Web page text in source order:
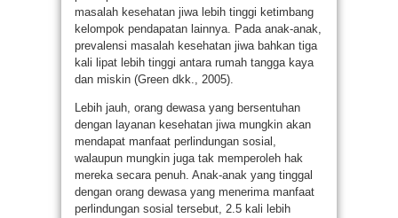
masalah kesehatan jiwa lebih tinggi ketimbang
kelompok pendapatan lainnya. Pada anak-anak,
prevalensi masalah kesehatan jiwa bahkan tiga
kali lipat lebih tinggi antara rumah tangga kaya
dan miskin (Green dkk., 2005).
Lebih jauh, orang dewasa yang bersentuhan
dengan layanan kesehatan jiwa mungkin akan
mendapat manfaat perlindungan sosial,
walaupun mungkin juga tak memperoleh hak
mereka secara penuh. Anak-anak yang tinggal
dengan orang dewasa yang menerima manfaat
perlindungan sosial tersebut, 2.5 kali lebih